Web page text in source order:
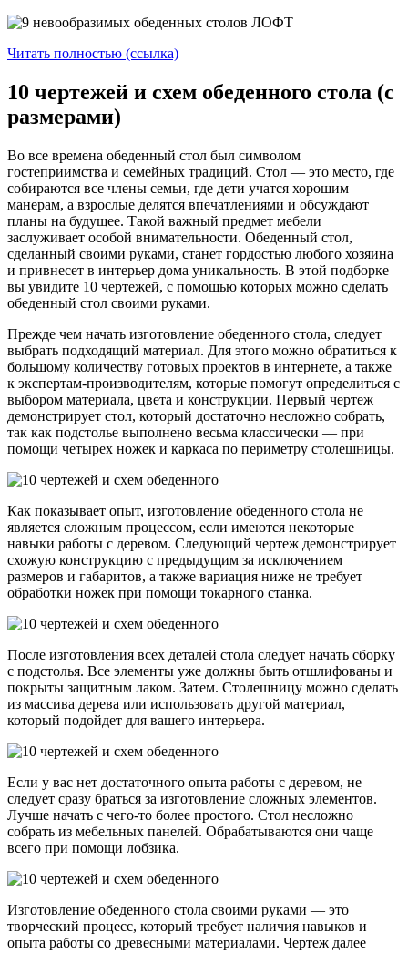
Читать полностью (ссылка)
10 чертежей и схем обеденного стола (с
размерами)
Во все времена обеденный стол был символом
гостеприимства и семейных традиций. Стол — это место, где
собираются все члены семьи, где дети учатся хорошим
манерам, а взрослые делятся впечатлениями и обсуждают
планы на будущее. Такой важный предмет мебели
заслуживает особой внимательности. Обеденный стол,
сделанный своими руками, станет гордостью любого хозяина
и привнесет в интерьер дома уникальность. В этой подборке
вы увидите 10 чертежей, с помощью которых можно сделать
обеденный стол своими руками.
Прежде чем начать изготовление обеденного стола, следует
выбрать подходящий материал. Для этого можно обратиться к
большому количеству готовых проектов в интернете, а также
к экспертам-производителям, которые помогут определиться с
выбором материала, цвета и конструкции. Первый чертеж
демонстрирует стол, который достаточно несложно собрать,
так как подстолье выполнено весьма классически — при
помощи четырех ножек и каркаса по периметру столешницы.
Как показывает опыт, изготовление обеденного стола не
является сложным процессом, если имеются некоторые
навыки работы с деревом. Следующий чертеж демонстрирует
схожую конструкцию с предыдущим за исключением
размеров и габаритов, а также вариация ниже не требует
обработки ножек при помощи токарного станка.
После изготовления всех деталей стола следует начать сборку
с подстолья. Все элементы уже должны быть отшлифованы и
покрыты защитным лаком. Затем. Столешницу можно сделать
из массива дерева или использовать другой материал,
который подойдет для вашего интерьера.
Если у вас нет достаточного опыта работы с деревом, не
следует сразу браться за изготовление сложных элементов.
Лучше начать с чего-то более простого. Стол несложно
собрать из мебельных панелей. Обрабатываются они чаще
всего при помощи лобзика.
Изготовление обеденного стола своими руками — это
творческий процесс, который требует наличия навыков и
опыта работы со древесными материалами. Чертеж далее